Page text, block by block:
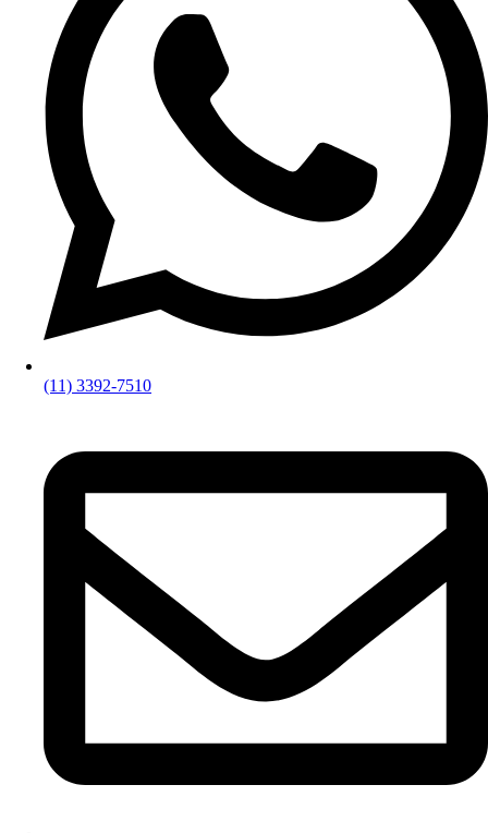
(11) 3392-7510